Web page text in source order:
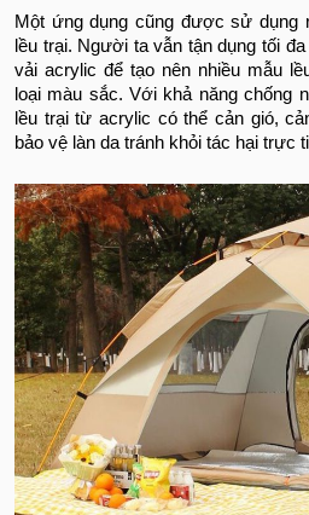
Một ứng dụng cũng được sử dụng
lều trại. Người ta vẫn tận dụng tối
vải acrylic để tạo nên nhiều mẫu
loại màu sắc. Với khả năng chống
lều trại từ acrylic có thể cản gió,
bảo vệ làn da tránh khỏi tác hại trực